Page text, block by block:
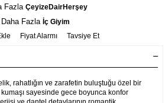
Fazla ÇeyizeDairHerşey
Daha Fazla İç Giyim
Fiyat Alarmı Tavsiye Et
rahatlığın ve zarafetin buluştuğu özel bir
kumaşı sayesinde gece boyunca konfor